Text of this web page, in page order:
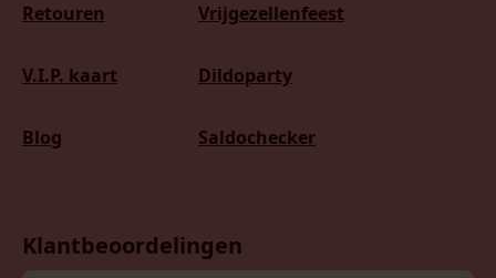
Retouren
V.I.P. kaart
Blog
Vrijgezellenfeest
Dildoparty
Saldochecker
Klantbeoordelingen